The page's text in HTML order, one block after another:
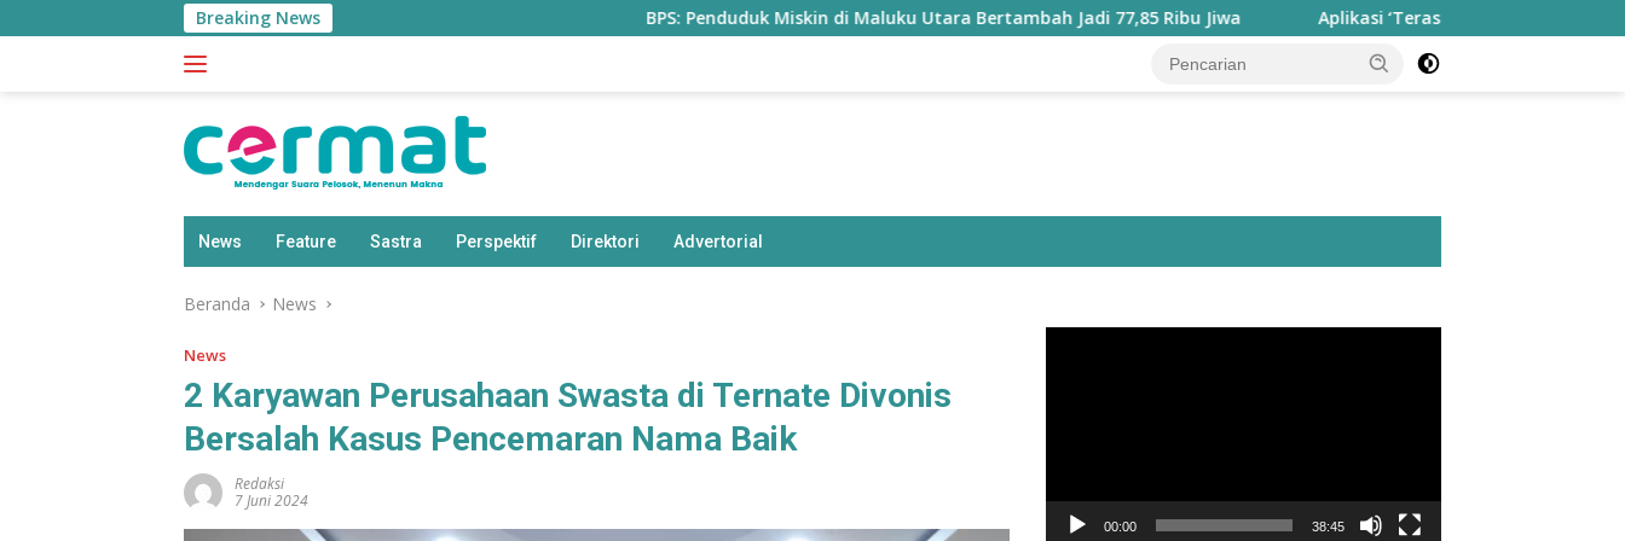
ke
Breaking News BPS: Penduduk Miskin di Maluku Utara Bertambah Jadi 77,85 Ribu Jiwa Aplikasi ‘Teras Pendidikan’ Disiapkan untuk
News Feature Sastra Perspektif Direktori Advertorial
Beranda News
News
2 Karyawan Perusahaan Swasta di Ternate Divonis
Bersalah Kasus Pencemaran Nama Baik
Redaksi
7 Juni 2024
00:00 38:45